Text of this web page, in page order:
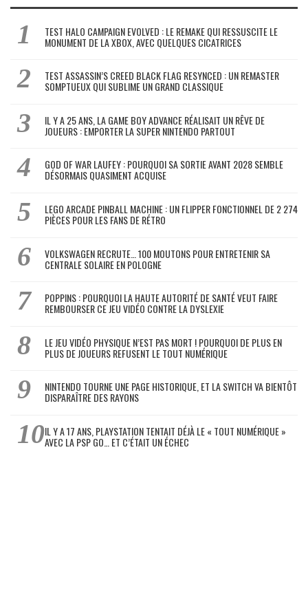
TEST HALO CAMPAIGN EVOLVED : LE REMAKE QUI RESSUSCITE LE
MONUMENT DE LA XBOX, AVEC QUELQUES CICATRICES
TEST ASSASSIN’S CREED BLACK FLAG RESYNCED : UN REMASTER
SOMPTUEUX QUI SUBLIME UN GRAND CLASSIQUE
IL Y A 25 ANS, LA GAME BOY ADVANCE RÉALISAIT UN RÊVE DE
JOUEURS : EMPORTER LA SUPER NINTENDO PARTOUT
GOD OF WAR LAUFEY : POURQUOI SA SORTIE AVANT 2028 SEMBLE
DÉSORMAIS QUASIMENT ACQUISE
LEGO ARCADE PINBALL MACHINE : UN FLIPPER FONCTIONNEL DE 2 274
PIÈCES POUR LES FANS DE RÉTRO
VOLKSWAGEN RECRUTE… 100 MOUTONS POUR ENTRETENIR SA
CENTRALE SOLAIRE EN POLOGNE
POPPINS : POURQUOI LA HAUTE AUTORITÉ DE SANTÉ VEUT FAIRE
REMBOURSER CE JEU VIDÉO CONTRE LA DYSLEXIE
LE JEU VIDÉO PHYSIQUE N’EST PAS MORT ! POURQUOI DE PLUS EN
PLUS DE JOUEURS REFUSENT LE TOUT NUMÉRIQUE
NINTENDO TOURNE UNE PAGE HISTORIQUE, ET LA SWITCH VA BIENTÔT
DISPARAÎTRE DES RAYONS
IL Y A 17 ANS, PLAYSTATION TENTAIT DÉJÀ LE « TOUT NUMÉRIQUE »
AVEC LA PSP GO… ET C’ÉTAIT UN ÉCHEC